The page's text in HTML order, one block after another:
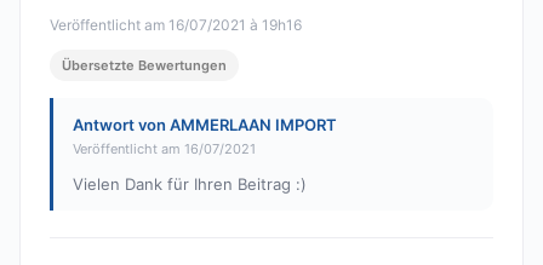
Veröffentlicht am 16/07/2021 à 19h16
Übersetzte Bewertungen
Antwort von AMMERLAAN IMPORT
Veröffentlicht am 16/07/2021
Vielen Dank für Ihren Beitrag :)